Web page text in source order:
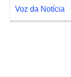
Voz da Notícia